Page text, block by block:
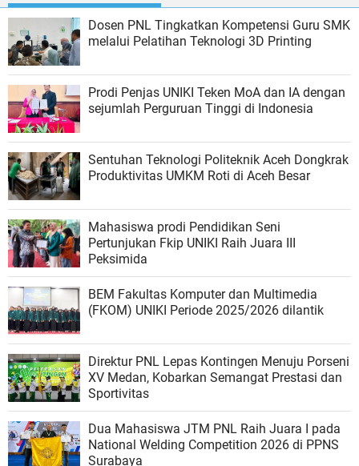
Dosen PNL Tingkatkan Kompetensi Guru SMK
melalui Pelatihan Teknologi 3D Printing
Prodi Penjas UNIKI Teken MoA dan IA dengan
sejumlah Perguruan Tinggi di Indonesia
Sentuhan Teknologi Politeknik Aceh Dongkrak
Produktivitas UMKM Roti di Aceh Besar
Mahasiswa prodi Pendidikan Seni
Pertunjukan Fkip UNIKI Raih Juara III
Peksimida
BEM Fakultas Komputer dan Multimedia
(FKOM) UNIKI Periode 2025/2026 dilantik
Direktur PNL Lepas Kontingen Menuju Porseni
XV Medan, Kobarkan Semangat Prestasi dan
Sportivitas
Dua Mahasiswa JTM PNL Raih Juara I pada
National Welding Competition 2026 di PPNS
Surabaya